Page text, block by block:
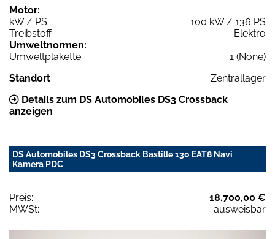
Motor:
kW / PS
100 kW / 136 PS
Treibstoff
Elektro
Umweltnormen:
Umweltplakette
1 (None)
Standort
Zentrallager
Details zum DS Automobiles DS3 Crossback
anzeigen
DS Automobiles DS3 Crossback Bastille 130 EAT8 Navi
Kamera PDC
Preis:
18.700,00 €
MWSt:
ausweisbar